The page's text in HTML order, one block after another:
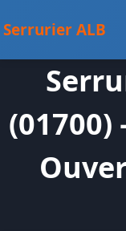
contenu
Serrurier ALB